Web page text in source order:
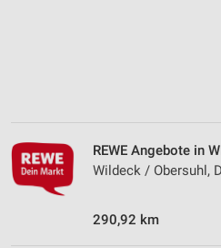
REWE Angebote in
Wildeck / Obersuhl,
290,92 km
Geräte anhand von aktiv
Informationen identifizieren
Nicht-IAB-Verarbeitungszwecke: